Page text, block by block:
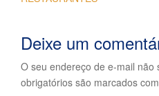
Deixe um
O seu endereço de e-mail não
obrigatórios são marcados com